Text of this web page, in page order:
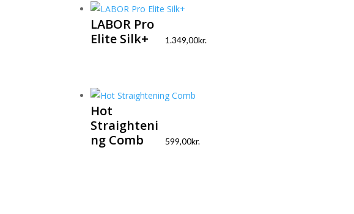
LABOR Pro
Elite Silk+
1.349,00kr.
Hot
Straighteni
ng Comb
599,00kr.